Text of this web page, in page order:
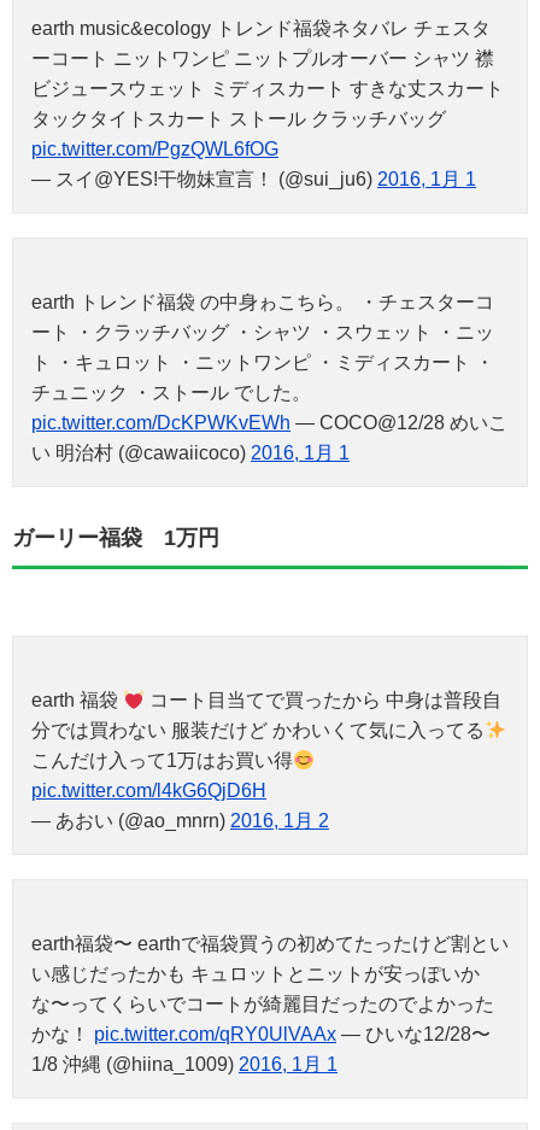
earth music&ecology トレンド福袋ネタバレ チェスタ
ーコート ニットワンピ ニットプルオーバー シャツ 襟
ビジュースウェット ミディスカート すきな丈スカート
タックタイトスカート ストール クラッチバッグ
pic.twitter.com/PgzQWL6fOG
— スイ@YES!干物妹宣言！ (@sui_ju6) 2016, 1月 1
earth トレンド福袋 の中身ゎこちら。 ・チェスターコ
ート ・クラッチバッグ ・シャツ ・スウェット ・ニッ
ト ・キュロット ・ニットワンピ ・ミディスカート ・
チュニック ・ストール でした。
pic.twitter.com/DcKPWKvEWh — COCO@12/28 めいこ
い 明治村 (@cawaiicoco) 2016, 1月 1
ガーリー福袋 1万円
earth 福袋
コート目当てで買ったから 中身は普段自
分では買わない 服装だけど かわいくて気に入ってる
こんだけ入って1万はお買い得
pic.twitter.com/l4kG6QjD6H
— あおい (@ao_mnrn) 2016, 1月 2
earth福袋〜 earthで福袋買うの初めてたったけど割とい
い感じだったかも キュロットとニットが安っぽいか
な〜ってくらいでコートが綺麗目だったのでよかった
かな！ pic.twitter.com/qRY0UlVAAx — ひいな12/28〜
1/8 沖縄 (@hiina_1009) 2016, 1月 1